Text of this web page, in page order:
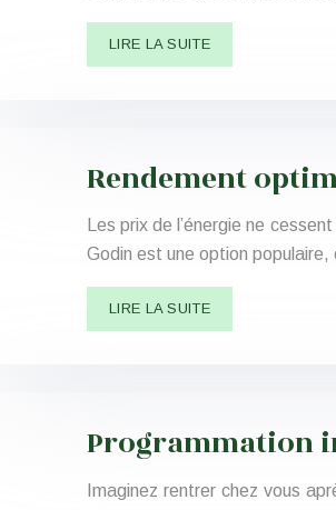
LIRE LA SUITE
Rendement
Les prix de l’énergie ne
Godin est une option
LIRE LA SUITE
Programmation
Imaginez rentrer chez vous